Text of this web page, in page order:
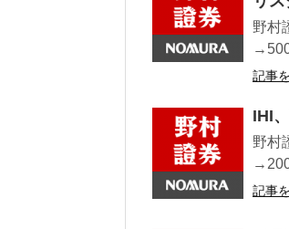
野村
記事
IHI
野村
記事